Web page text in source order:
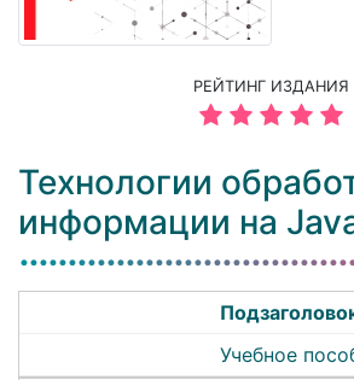
РЕЙТИНГ ИЗДАНИЯ
Технологии
информации на
Учебное